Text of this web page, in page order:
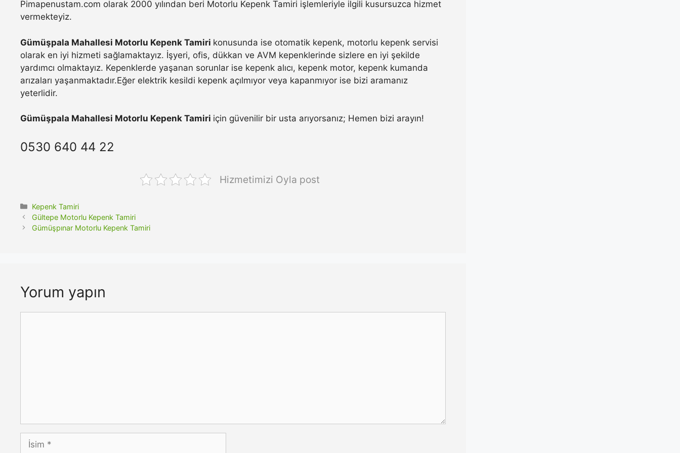
Pimapenustam.com olarak 2000 yılından beri Motorlu Kepenk Tamiri işlemleriyle ilgili kusursuzca hizmet
vermekteyiz.
Gümüşpala Mahallesi Motorlu Kepenk Tamiri konusunda ise otomatik kepenk, motorlu kepenk servisi
olarak en iyi hizmeti sağlamaktayız. İşyeri, ofis, dükkan ve AVM kepenklerinde sizlere en iyi şekilde
yardımcı olmaktayız. Kepenklerde yaşanan sorunlar ise kepenk alıcı, kepenk motor, kepenk kumanda
arızaları yaşanmaktadır.Eğer elektrik kesildi kepenk açılmıyor veya kapanmıyor ise bizi aramanız
yeterlidir.
Gümüşpala Mahallesi Motorlu Kepenk Tamiri için güvenilir bir usta arıyorsanız; Hemen bizi arayın!
0530 640 44 22
Hizmetimizi Oyla post
Kategoriler
Kepenk Tamiri
Gültepe Motorlu Kepenk Tamiri
Gümüşpınar Motorlu Kepenk Tamiri
Yorum yapın
İsim